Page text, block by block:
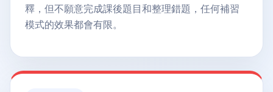
釋，但不願意完成課後題目和整理錯題，任何補習
模式的效果都會有限。